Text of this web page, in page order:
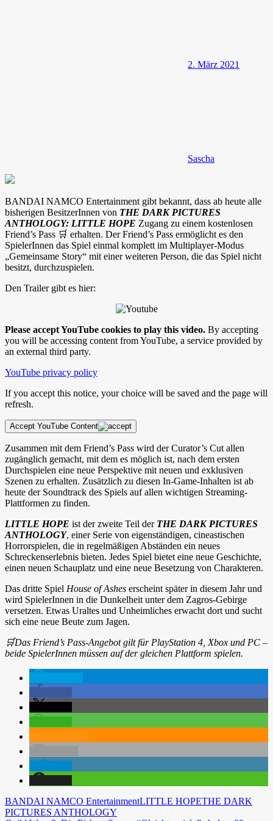
2. März 2021
Sascha
BANDAI NAMCO Entertainment gibt bekannt, dass ab heute alle
bisherigen BesitzerInnen von THE DARK PICTURES
ANTHOLOGY: LITTLE HOPE Zugang zu einem kostenlosen
Friend’s Pass 🛒 erhalten. Der Friend’s Pass ermöglicht es den
SpielerInnen das Spiel einmal komplett im Multiplayer-Modus
„Gemeinsame Story“ mit einer weiteren Person, die das Spiel nicht
besitzt, durchzuspielen.
Den Trailer gibt es hier:
Please accept YouTube cookies to play this video. By accepting
you will be accessing content from YouTube, a service provided by
an external third party.
YouTube privacy policy
If you accept this notice, your choice will be saved and the page will
refresh.
Accept YouTube Content
Zusammen mit dem Friend’s Pass wird der Curator’s Cut allen
zugänglich gemacht, mit dem es möglich ist, nach dem ersten
Durchspielen eine neue Perspektive mit neuen und exklusiven
Szenen zu erhalten. Zusätzlich zu diesen In-Game-Inhalten ist ab
heute der Soundtrack des Spiels auf allen wichtigen Streaming-
Plattformen zu finden.
LITTLE HOPE ist der zweite Teil der THE DARK PICTURES
ANTHOLOGY, einer Serie von eigenständigen, cineastischen
Horrorspielen, die in regelmäßigen Abständen ein neues
Schreckenserlebnis bieten. Jedes Spiel bietet eine neue Geschichte,
einen neuen Schauplatz und eine neue Besetzung von Charakteren.
Das dritte Spiel House of Ashes erscheint später in diesem Jahr und
wird SpielerInnen in die Dunkelheit unter dem Zagros-Gebirge
versetzen. Etwas Uraltes und Unheimliches erwacht dort und sucht
sich eine neue Beute zum Jagen.
🛒Das Friend’s Pass-Angebot gilt für PlayStation 4, Xbox und PC –
beide SpielerInnen müssen auf der gleichen Plattform spielen.
BANDAI NAMCO EntertainmentLITTLE HOPETHE DARK
PICTURES ANTHOLOGY